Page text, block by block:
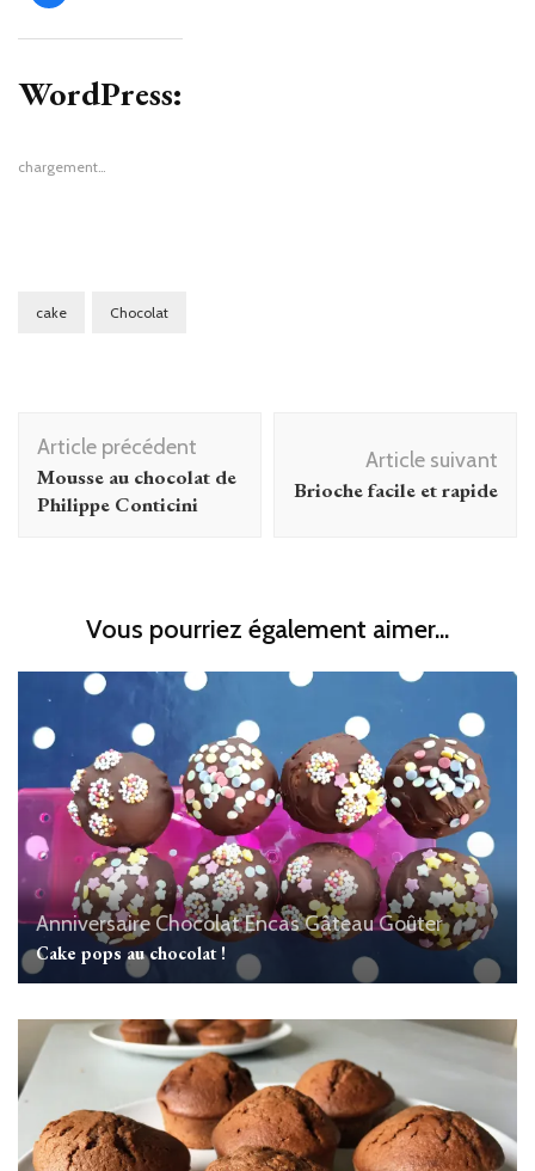
Facebook(ouvre
nouvelle
fenêtre)
WordPress:
chargement…
cake Chocolat
Navigation
d'article
Article précédent
Mousse au chocolat de
Philippe Conticini
Article suivant
Brioche facile et rapide
Vous pourriez également aimer...
AnniversaireChocolatEncasGâteauGoûter
Cake pops au chocolat !